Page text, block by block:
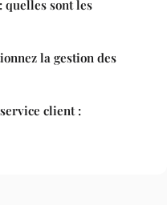
quelles sont les
la gestion des
client :